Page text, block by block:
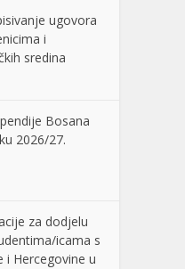
ugovora
i
sredina
Bosana
2026/27.
za dodjelu
icama s
i Hercegovine u